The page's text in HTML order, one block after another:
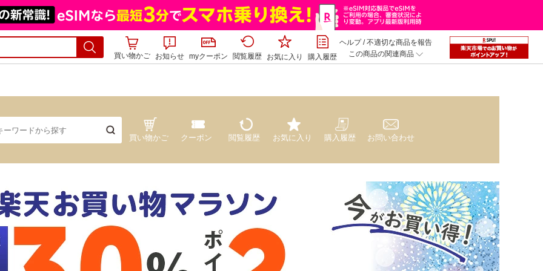
買い物かご お知らせ myクーポン 閲覧履歴 お気に入り 購入履歴
ヘルプ/不適切な商品を報告
この商品の関連商品